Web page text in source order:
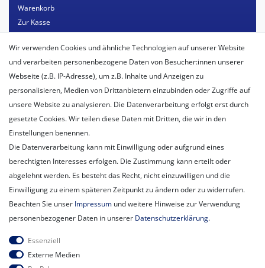
Warenkorb
Zur Kasse
Mein Konto
Registrieren
Login
Unternehmen
Newsletter
Newsletter
Honig
Wir verwenden Cookies und ähnliche Technologien auf unserer Website
und verarbeiten personenbezogene Daten von Besucher:innen unserer
Webseite (z.B. IP-Adresse), um z.B. Inhalte und Anzeigen zu
personalisieren, Medien von Drittanbietern einzubinden oder Zugriffe auf
unsere Website zu analysieren. Die Datenverarbeitung erfolgt erst durch
gesetzte Cookies. Wir teilen diese Daten mit Dritten, die wir in den
Einstellungen benennen.
Die Datenverarbeitung kann mit Einwilligung oder aufgrund eines
berechtigten Interesses erfolgen. Die Zustimmung kann erteilt oder
abgelehnt werden. Es besteht das Recht, nicht einzuwilligen und die
Einwilligung zu einem späteren Zeitpunkt zu ändern oder zu widerrufen.
Beachten Sie unser Impressum und weitere Hinweise zur Verwendung
personenbezogener Daten in unserer Daten­schutz­erklärung.
Essenziell
Externe Medien